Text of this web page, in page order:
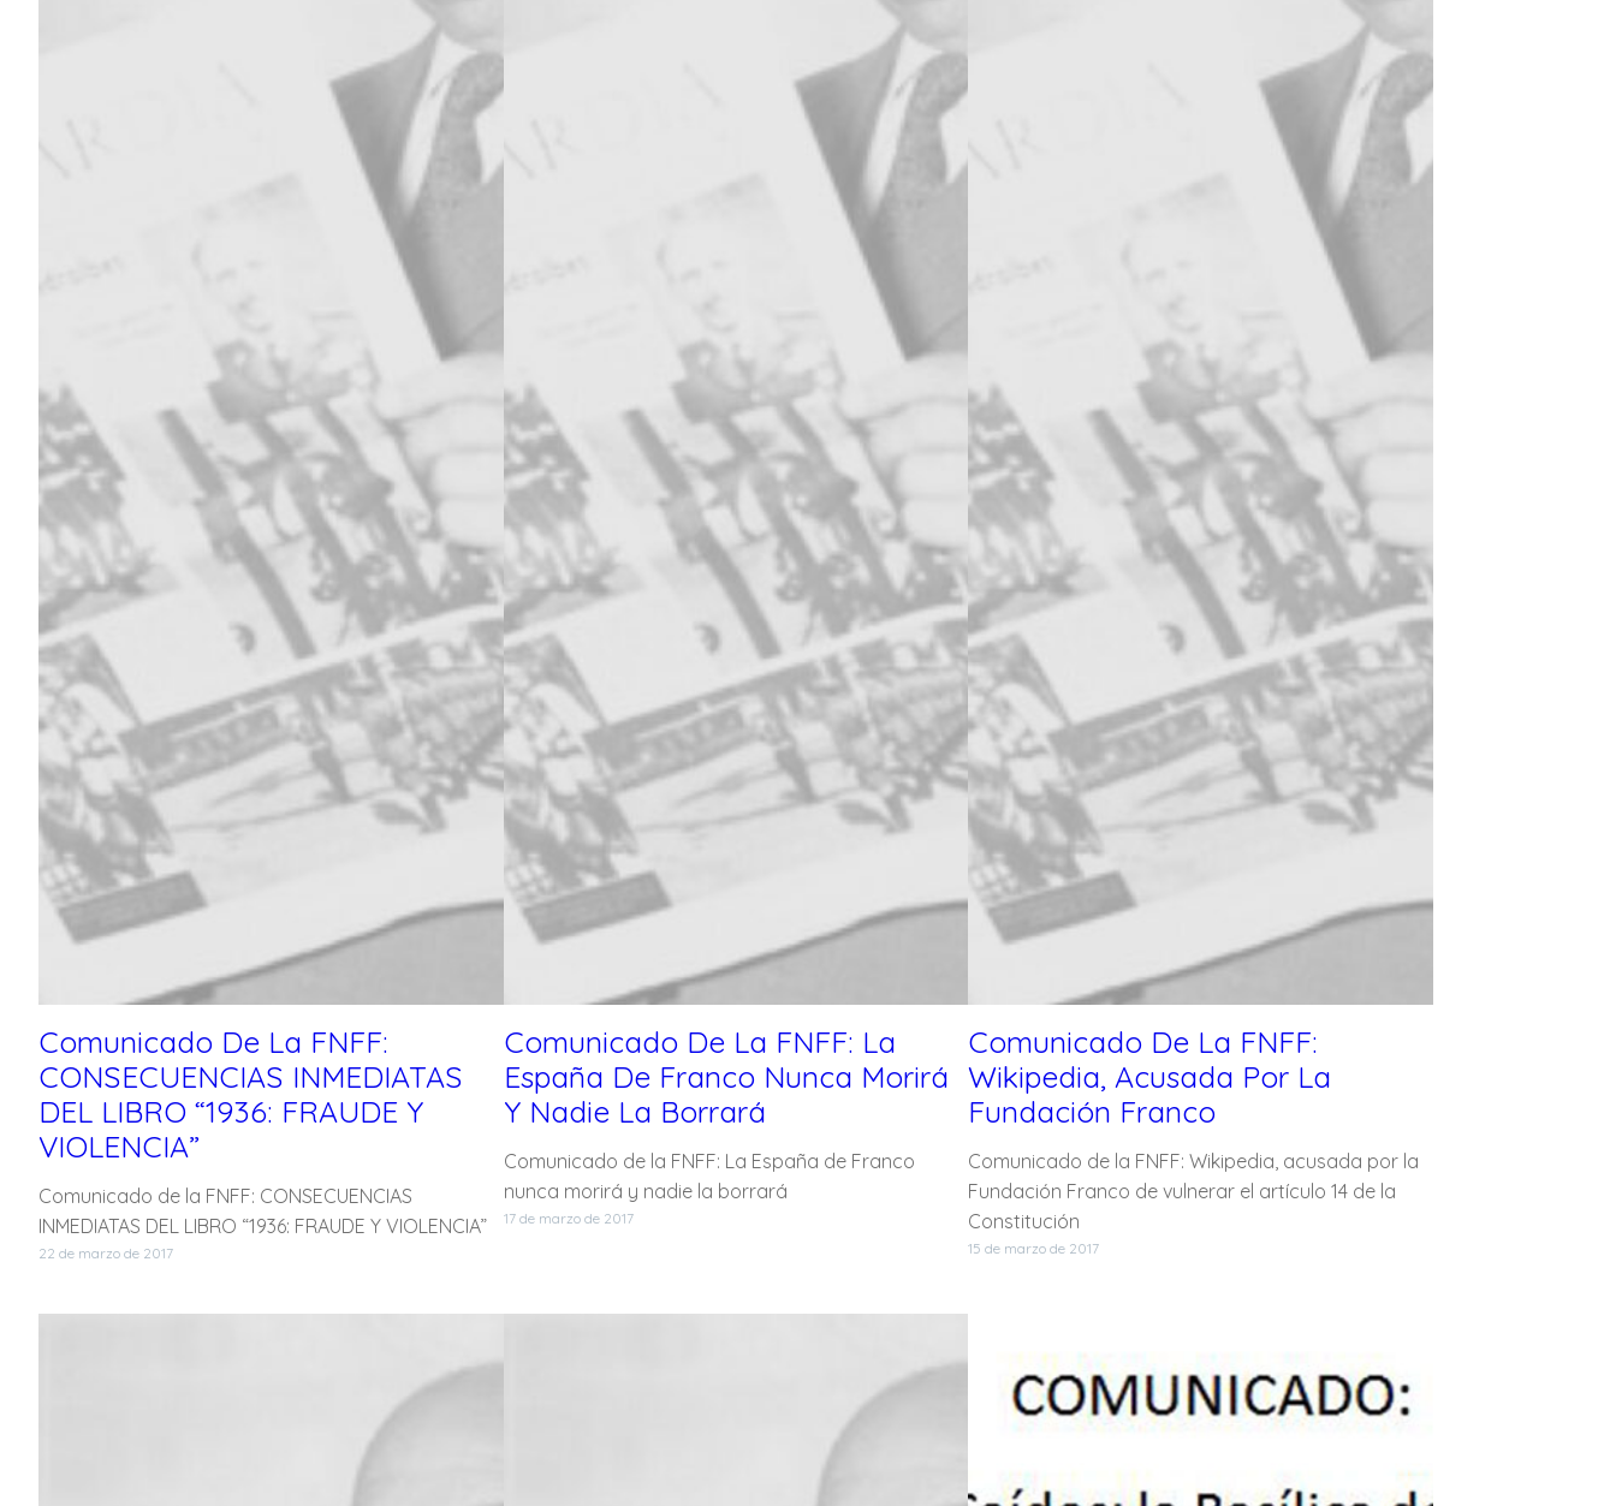
Comunicado De La FNFF:
CONSECUENCIAS INMEDIATAS
DEL LIBRO “1936: FRAUDE Y
VIOLENCIA”
Comunicado de la FNFF: CONSECUENCIAS
INMEDIATAS DEL LIBRO “1936: FRAUDE Y VIOLENCIA”
22 de marzo de 2017
Comunicado De La FNFF: La
España De Franco Nunca Morirá
Y Nadie La Borrará
Comunicado de la FNFF: La España de Franco
nunca morirá y nadie la borrará
17 de marzo de 2017
Comunicado De La FNFF:
Wikipedia, Acusada Por La
Fundación Franco
Comunicado de la FNFF: Wikipedia, acusada por la
Fundación Franco de vulnerar el artículo 14 de la
Constitución
15 de marzo de 2017